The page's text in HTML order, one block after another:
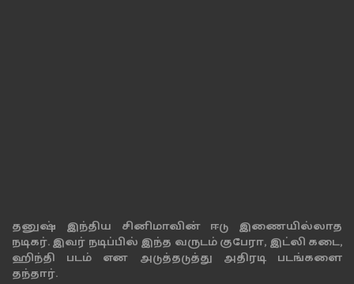
தனுஷ் இந்திய சினிமாவின் ஈடு இணையில்லாத
நடிகர். இவர் நடிப்பில் இந்த வருடம் குபேரா, இட்லி கடை,
ஹிந்தி படம் என அடுத்தடுத்து அதிரடி படங்களை
தந்தார்.